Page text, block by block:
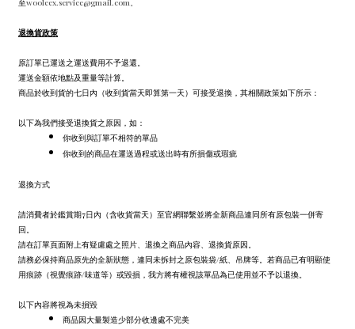
至wooleex.service@gmail.com。
退換貨政策
原訂單已運送之運送費用不予退還。
運送金額依地點及重量等計算。
商品於收到貨的七日內（收到貨當天即算第一天）可接受退換，其相關政策如下所示：
以下為我們接受退換貨之原因，如：
你收到與訂單不相符的單品
你收到的商品在運送過程或送出時有所損傷或瑕疵
退換方式
請消費者於鑑賞期7日內（含收貨當天）至官網聯繫並將全新商品連同所有原包裝一併寄
回。
請在訂單頁面附上有疑慮處之照片、退換之商品內容、退換貨原因。
請務必保持商品原先的全新狀態，連同未拆封之原包裝袋/紙、吊牌等。若商品已有明顯使
用痕跡（視覺痕跡/味道等）或毀損，我方將有權視該單品為已使用並不予以退換。
以下內容將視為未損毀
商品因大量製造少部分收邊處不完美